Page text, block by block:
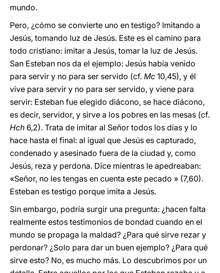
mundo.
Pero, ¿cómo se convierte uno en testigo? Imitando a
Jesús, tomando luz de Jesús. Este es el camino para
todo cristiano: imitar a Jesús, tomar la luz de Jesús.
San Esteban nos da el ejemplo: Jesús había venido
para servir y no para ser servido (cf. Mc 10,45), y él
vive para servir y no para ser servido, y viene para
servir: Esteban fue elegido diácono, se hace diácono,
es decir, servidor, y sirve a los pobres en las mesas (cf.
Hch 6,2). Trata de imitar al Señor todos los días y lo
hace hasta el final: al igual que Jesús es capturado,
condenado y asesinado fuera de la ciudad y, como
Jesús, reza y perdona. Dice mientras le apedreaban:
«Señor, no les tengas en cuenta este pecado » (7,60).
Esteban es testigo porque imita a Jesús.
Sin embargo, podría surgir una pregunta: ¿hacen falta
realmente estos testimonios de bondad cuando en el
mundo se propaga la maldad? ¿Para qué sirve rezar y
perdonar? ¿Solo para dar un buen ejemplo? ¿Para qué
sirve esto? No, es mucho más. Lo descubrimos por un